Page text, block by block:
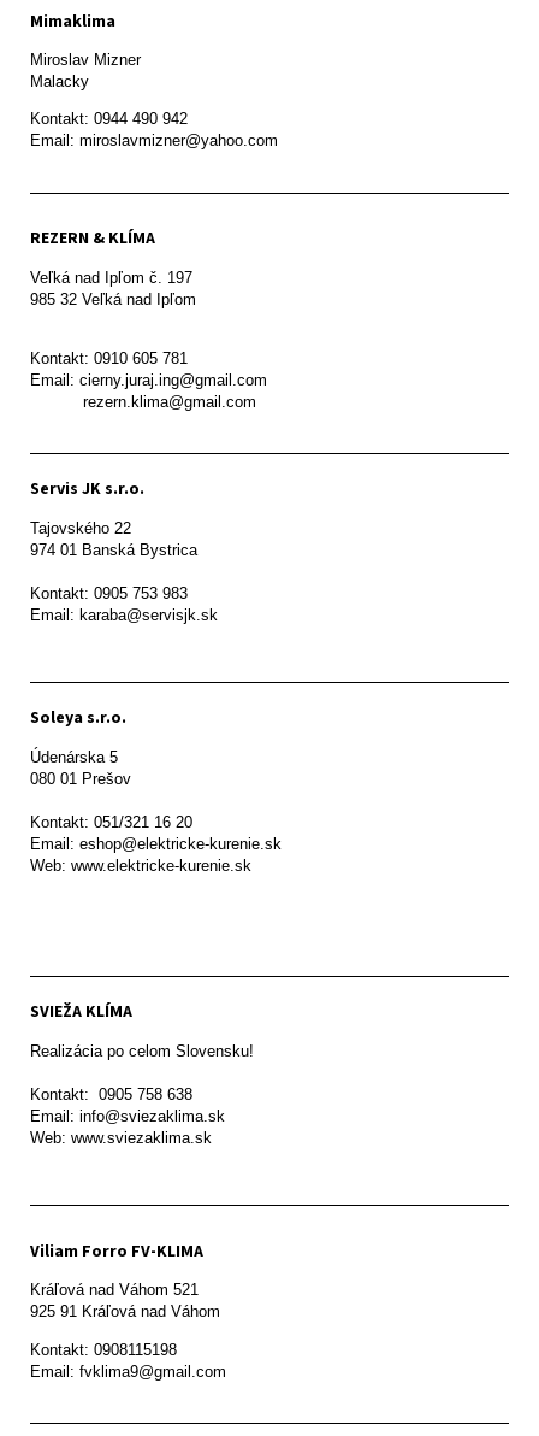
Mimaklima
Miroslav Mizner
Malacky
Kontakt: 0944 490 942
REZERN & KLÍMA
Veľká nad Ipľom č. 197
985 32 Veľká nad Ipľom
Kontakt: 0910 605 781
Email: cierny.juraj.ing@gmail.com
           rezern.klima@gmail.com
Servis JK s.r.o.
Tajovského 22
974 01 Banská Bystrica
Kontakt: 0905 753 983
Email: karaba@servisjk.sk
Soleya s.r.o.
Údenárska 5
080 01 Prešov
Kontakt: 051/321 16 20
Email: eshop@elektricke-kurenie.sk
Web: www.elektricke-kurenie.sk
SVIEŽA KLÍMA
Realizácia po celom Slovensku!
Kontakt:  0905 758 638
Email: info@sviezaklima.sk
Web: www.sviezaklima.sk
Viliam Forro FV-KLIMA
Kráľová nad Váhom 521
Kontakt: 0908115198
Email: fvklima9@gmail.com